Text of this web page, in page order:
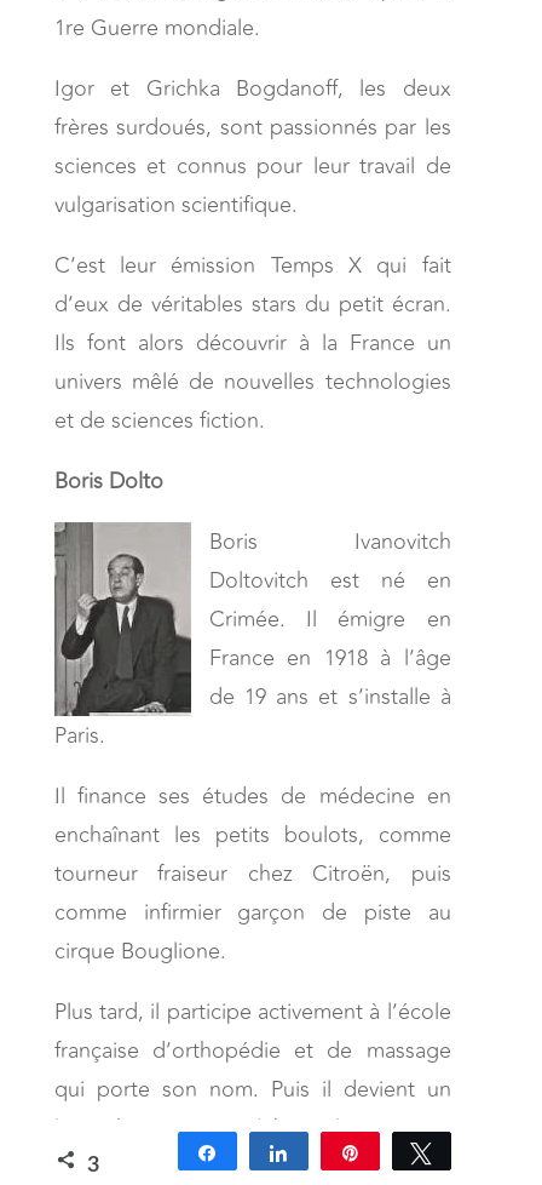
1re Guerre mondiale.
Igor et Grichka Bogdanoff, les deux
frères surdoués, sont passionnés par les
sciences et connus pour leur travail de
vulgarisation scientifique.
C’est leur émission Temps X qui fait
d’eux de véritables stars du petit écran.
Ils font alors découvrir à la France un
univers mêlé de nouvelles technologies
et de sciences fiction.
Boris Dolto
Boris Ivanovitch
Doltovitch est né en
Crimée. Il émigre en
France en 1918 à l’âge
de 19 ans et s’installe à
Paris.
Il finance ses études de médecine en
enchaînant les petits boulots, comme
tourneur fraiseur chez Citroën, puis
comme infirmier garçon de piste au
cirque Bouglione.
Plus tard, il participe activement à l’école
française d’orthopédie et de massage
qui porte son nom. Puis il devient un
kinésithérapeute célèbre. Il est pour
ainsi dire le père de la kinésithérapie
3
Partagez Partagez Épingle